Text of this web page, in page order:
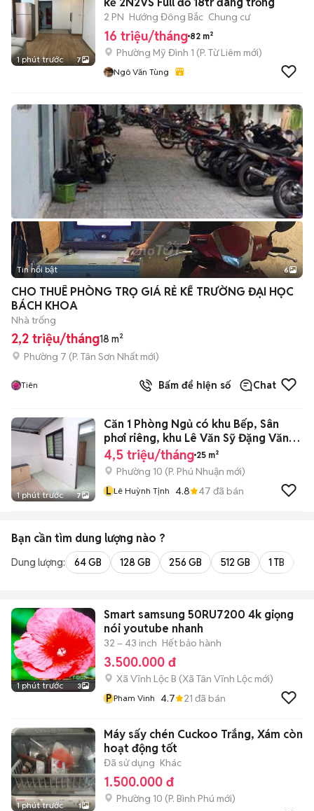
1 phút trước 7
2 PN Hướng Đông Bắc Chung cư
16 triệu/tháng 82 m²
Phường Mỹ Đình 1 (P. Từ Liêm mới)
Ngô Văn Tùng
+2
Tin nổi bật 6
CHO THUÊ PHÒNG TRỌ GIÁ RẺ KẾ TRƯỜNG ĐẠI HỌC
BÁCH KHOA
Nhà trống
2,2 triệu/tháng18 m²
Phường 7 (P. Tân Sơn Nhất mới)
Tiên Bấm để hiện số Chat
1 phút trước 7
Căn 1 Phòng Ngủ có khu Bếp, Sân
phơi riêng, khu Lê Văn Sỹ Đặng Văn
Ngữ
4,5 triệu/tháng 25 m²
Phường 10 (P. Phú Nhuận mới)
L Lê Huỳnh Tịnh 4.8 47 đã bán
Bạn cần tìm dung lượng nào ?
Dung lượng: 64 GB 128 GB 256 GB 512 GB 1 TB
1 phút trước 3
Smart samsung 50RU7200 4k giọng
nói youtube nhanh
32 – 43 inch Hết bảo hành
3.500.000 đ
Xã Vĩnh Lộc B (Xã Tân Vĩnh Lộc mới)
P Pham Vinh 4.7 21 đã bán
1 phút trước 1
Máy sấy chén Cuckoo Trắng, Xám còn
hoạt động tốt
Đã sử dụng Khác
1.500.000 đ
Phường 10 (P. Bình Phú mới)